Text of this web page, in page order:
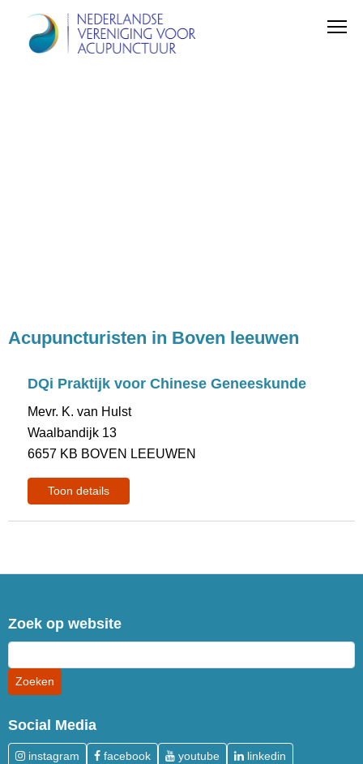
Acupuncturisten in Boven leeuwen
DQi Praktijk voor Chinese Geneeskunde
Mevr. K. van Hulst
Waalbandijk 13
6657 KB BOVEN LEEUWEN
Toon details
Zoek op website
Social Media
instagram facebook youtube linkedin